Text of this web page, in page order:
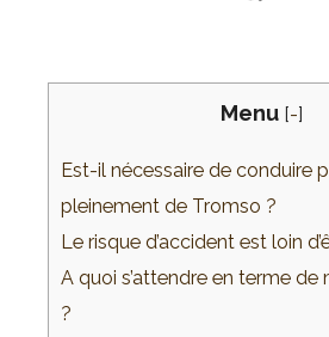
Menu [-]
Est-il nécessaire de conduire
pleinement de Tromso ?
Le risque d’accident est loin
A quoi s’attendre en terme de
?